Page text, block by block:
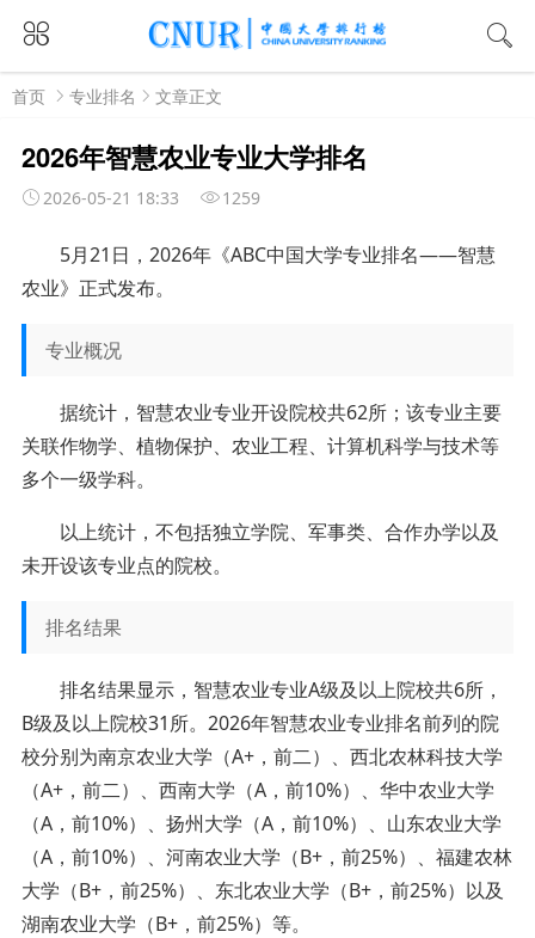
首页 专业排名 文章正文
2026年智慧农业专业大学排名
2026-05-21 18:33 1259
5月21日，2026年《ABC中国大学专业排名——智慧
农业》正式发布。
专业概况
据统计，智慧农业专业开设院校共62所；该专业主要
关联作物学、植物保护、农业工程、计算机科学与技术等
多个一级学科。
以上统计，不包括独立学院、军事类、合作办学以及
未开设该专业点的院校。
排名结果
排名结果显示，智慧农业专业A级及以上院校共6所，
B级及以上院校31所。2026年智慧农业专业排名前列的院
校分别为南京农业大学（A+，前二）、西北农林科技大学
（A+，前二）、西南大学（A，前10%）、华中农业大学
（A，前10%）、扬州大学（A，前10%）、山东农业大学
（A，前10%）、河南农业大学（B+，前25%）、福建农林
大学（B+，前25%）、东北农业大学（B+，前25%）以及
湖南农业大学（B+，前25%）等。